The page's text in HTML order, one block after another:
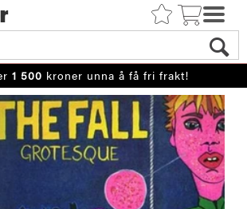
1 500 kroner unna å få fri frakt!